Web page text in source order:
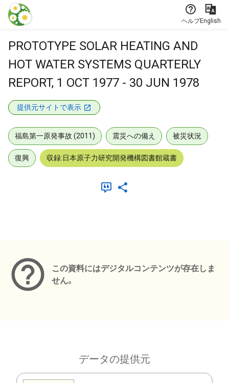
本文に飛ぶ
ヘルプEnglish
PROTOTYPE SOLAR HEATING AND
HOT WATER SYSTEMS QUARTERLY
REPORT, 1 OCT 1977 - 30 JUN 1978
提供元サイトで表示
福島第一原発事故 (2011) 震災への備え 被災状況
復興 収録:日本原子力研究開発機構図書館蔵書
この資料にはデジタルコンテンツが存在しま
せん。
データの提供元